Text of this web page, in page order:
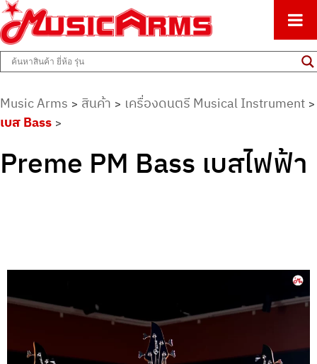
Music Arms
ศูนย์รวมครื่องดนตรีทุกชนิด ตั้งแต่เริ่มต้นถึงมืออาชีพ
Music Arms > สินค้า > เครื่องดนตรี Musical Instrument >
เบส Bass >
Preme PM Bass เบสไฟฟ้า